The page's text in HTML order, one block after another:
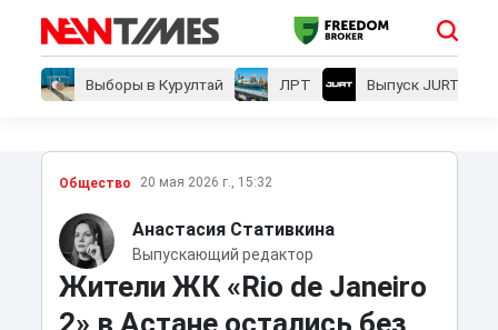
Выборы в Курултай ЛРТ Выпуск JURT
Общество 20 мая 2026 г., 15:32
Анастасия Стативкина
Выпускающий редактор
Жители ЖК «Rio de Janeiro